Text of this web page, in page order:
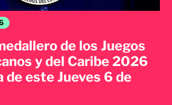
de los Juegos
y del Caribe 2026
de este Jueves 6 de